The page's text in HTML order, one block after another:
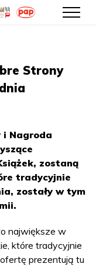
Strony
i Nagroda
zostaną
tradycyjnie
zostały w tym
największe w
które tradycyjnie
prezentują tu